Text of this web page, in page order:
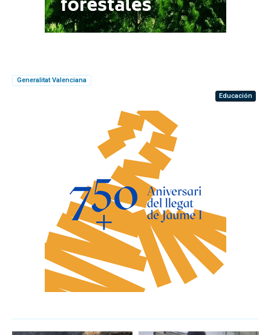
Generalitat Valenciana
Educación